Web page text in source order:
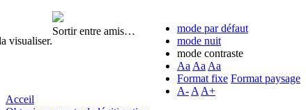
mode par défaut
mode nuit
mode contraste
Aa Aa Aa
Format fixe Format paysage
A- A A+
visualiser.
Acceil
Sortir entre amis…